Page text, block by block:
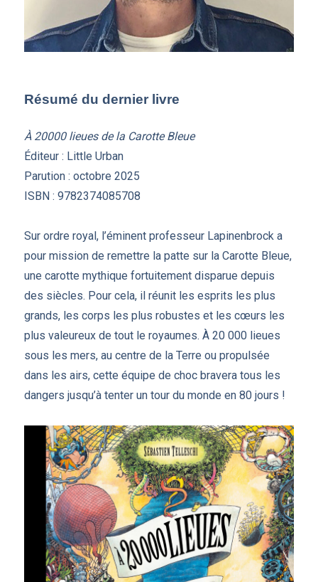
Résumé du dernier livre
À 20000 lieues de la Carotte Bleue
Éditeur : Little Urban
Parution : octobre 2025
ISBN : 9782374085708
Sur ordre royal, l’éminent professeur Lapinenbrock a
pour mission de remettre la patte sur la Carotte Bleue,
une carotte mythique fortuitement disparue depuis
des siècles. Pour cela, il réunit les esprits les plus
grands, les corps les plus robustes et les cœurs les
plus valeureux de tout le royaumes. À 20 000 lieues
sous les mers, au centre de la Terre ou propulsée
dans les airs, cette équipe de choc bravera tous les
dangers jusqu’à tenter un tour du monde en 80 jours !